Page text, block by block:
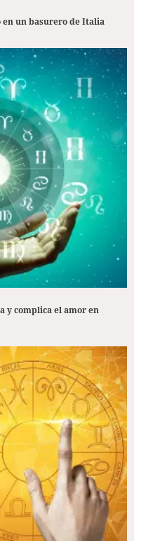
un basurero de Italia
y complica el amor en